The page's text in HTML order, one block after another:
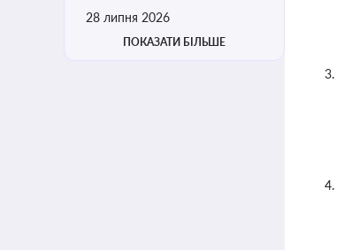
28 липня 2026
ПОКАЗАТИ БІЛЬШЕ